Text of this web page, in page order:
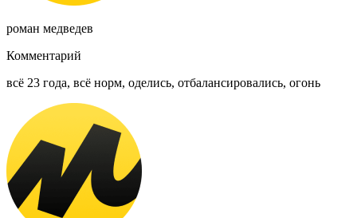
роман медведев
Комментарий
всё 23 года, всё норм, оделись, отбалансировались, огонь